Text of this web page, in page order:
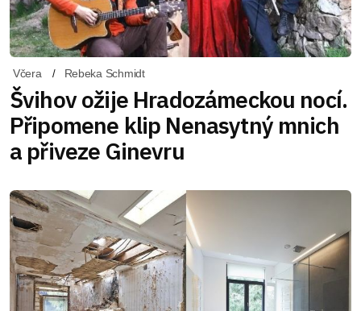
Včera Rebeka Schmidt
Švihov ožije Hradozámeckou nocí.
Připomene klip Nenasytný mnich
a přiveze Ginevru